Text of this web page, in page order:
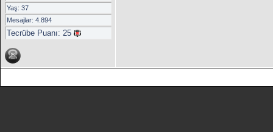
Yaş: 37
Mesajlar: 4.894
Tecrübe Puanı: 25